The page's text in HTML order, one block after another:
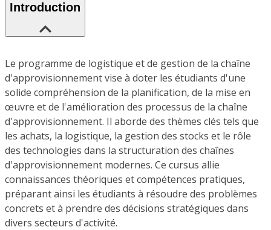
Introduction
Le programme de logistique et de gestion de la chaîne
d'approvisionnement vise à doter les étudiants d'une
solide compréhension de la planification, de la mise en
œuvre et de l'amélioration des processus de la chaîne
d'approvisionnement. Il aborde des thèmes clés tels que
les achats, la logistique, la gestion des stocks et le rôle
des technologies dans la structuration des chaînes
d'approvisionnement modernes. Ce cursus allie
connaissances théoriques et compétences pratiques,
préparant ainsi les étudiants à résoudre des problèmes
concrets et à prendre des décisions stratégiques dans
divers secteurs d'activité.